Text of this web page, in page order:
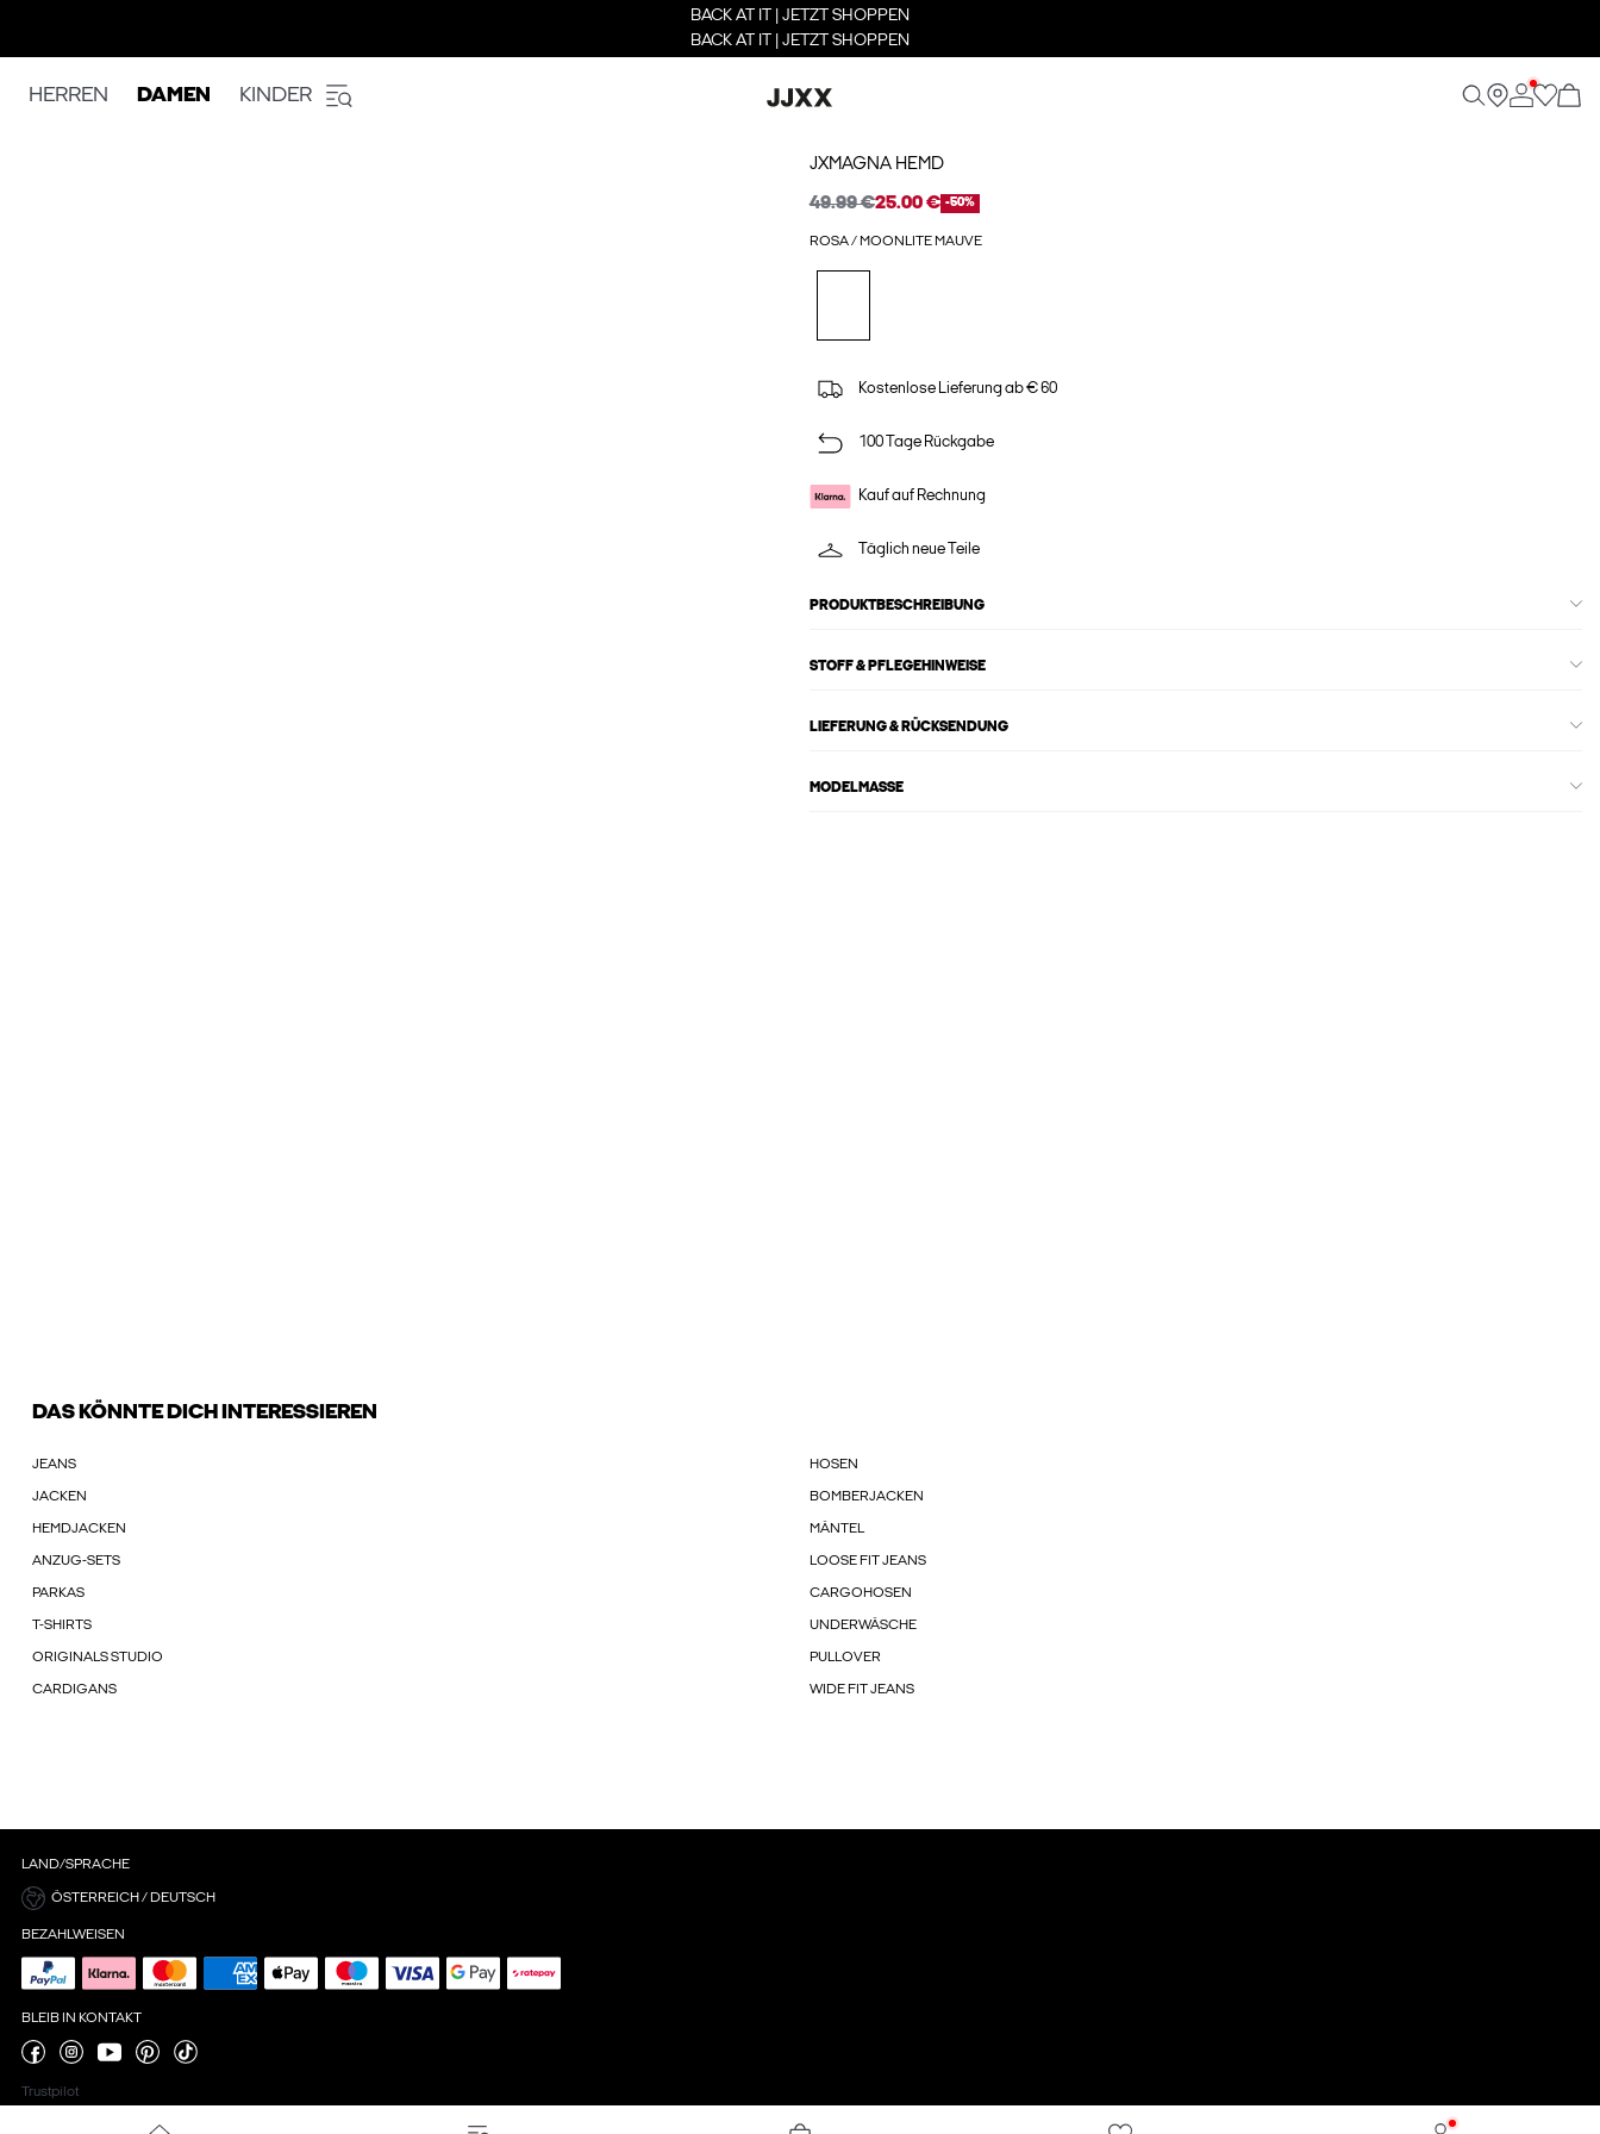
BACK AT IT | JETZT SHOPPEN
BACK AT IT | JETZT SHOPPEN
HERREN DAMEN KINDER
JXMAGNA HEMD
49.99 €25.00 € -50%
ROSA / MOONLITE MAUVE
Kostenlose Lieferung ab € 60
100 Tage Rückgabe
Kauf auf Rechnung
Täglich neue Teile
PRODUKTBESCHREIBUNG
STOFF & PFLEGEHINWEISE
LIEFERUNG & RÜCKSENDUNG
MODELMASSE
DAS KÖNNTE DICH INTERESSIEREN
JEANS HOSEN
JACKEN BOMBERJACKEN
HEMDJACKEN MÄNTEL
ANZUG-SETS LOOSE FIT JEANS
PARKAS CARGOHOSEN
T-SHIRTS UNDERWÄSCHE
ORIGINALS STUDIO PULLOVER
CARDIGANS WIDE FIT JEANS
LAND/SPRACHE
ÖSTERREICH / DEUTSCH
BEZAHLWEISEN
BLEIB IN KONTAKT
Trustpilot